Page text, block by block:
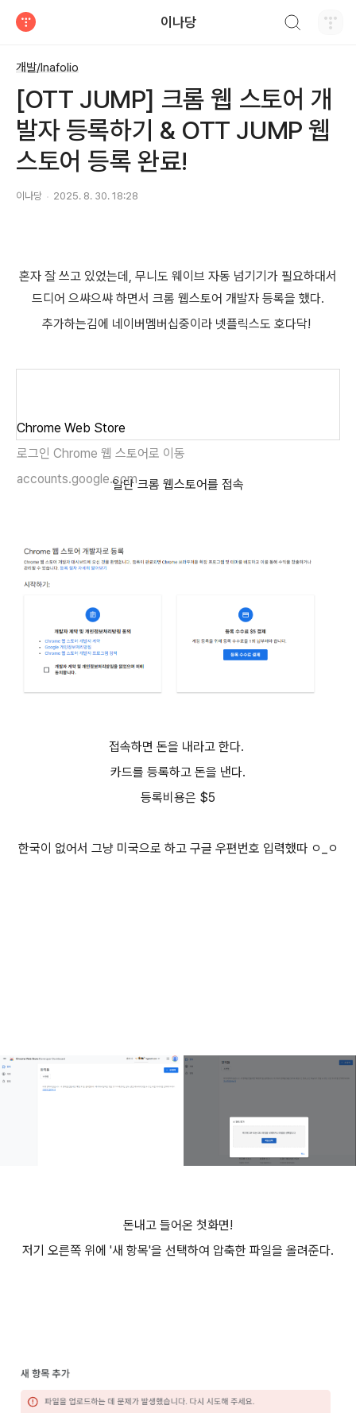
이나당
개발/Inafolio
[OTT JUMP] 크롬 웹 스토어 개
발자 등록하기 & OTT JUMP 웹
스토어 등록 완료!
이나당 2025. 8. 30. 18:28
혼자 잘 쓰고 있었는데, 무니도 웨이브 자동 넘기기가 필요하대서
드디어 으쌰으쌰 하면서 크롬 웹스토어 개발자 등록을 했다.
추가하는김에 네이버멤버십중이라 넷플릭스도 호다닥!
Chrome Web Store
로그인 Chrome 웹 스토어로 이동
accounts.google.com일단 크롬 웹스토어를 접속
접속하면 돈을 내라고 한다.
카드를 등록하고 돈을 낸다.
등록비용은 $5
한국이 없어서 그냥 미국으로 하고 구글 우편번호 입력했따 ㅇ_ㅇ
돈내고 들어온 첫화면!
저기 오른쪽 위에 '새 항목'을 선택하여 압축한 파일을 올려준다.